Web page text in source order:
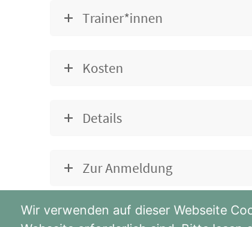
Trainer*innen
Kosten
Details
Zur Anmeldung
Wir verwenden auf dieser Webseite